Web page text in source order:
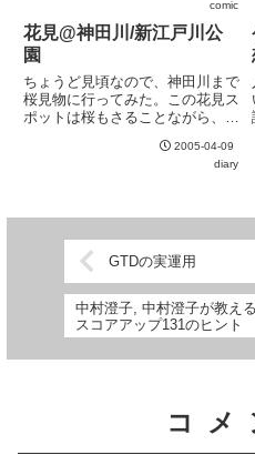
comic
花見@神田川/新江戸川公
園
ちょうど見頃なので、神田川まで
桜見物に行ってみた。この花見ス
ポットは桜もさることながら、川
生による川柳が素晴らしい。今回
の一番のヒットは、神田川の鯉に
2005-04-09
diary
GTDの実運用
中村澄子, 中村澄子が教え
スコアアップ131のヒント
コメ